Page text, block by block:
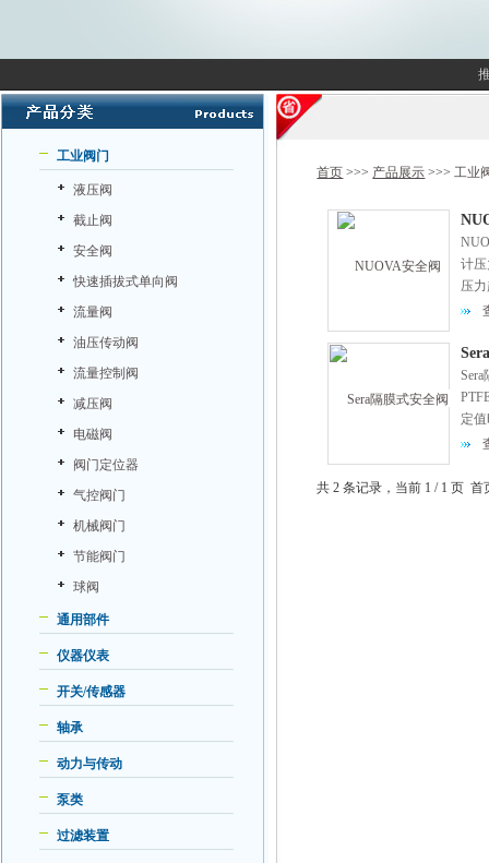
工业阀门
液压阀
截止阀
安全阀
快速插拔式单向阀
流量阀
油压传动阀
流量控制阀
减压阀
电磁阀
阀门定位器
气控阀门
机械阀门
节能阀门
球阀
通用部件
仪器仪表
开关/传感器
轴承
动力与传动
泵类
过滤装置
首页 >>> 产品展示 >>>工业
计
压
证
定
G1/
共 2 条记录，当前 1 / 1 页